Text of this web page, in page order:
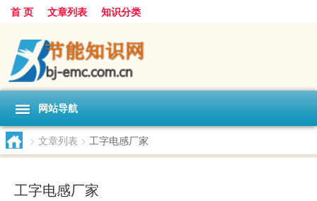
首 页 文章列表 知识分类
网站导航
> 文章列表 > 工字电感厂家
工字电感厂家